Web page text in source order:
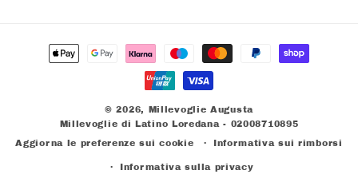
Metodi
© 2026, Millevoglie Augusta
Millevoglie di Latino Loredana - 02008710895
Aggiorna le preferenze sui cookie
Informativa sui rimborsi
Informativa sulla privacy